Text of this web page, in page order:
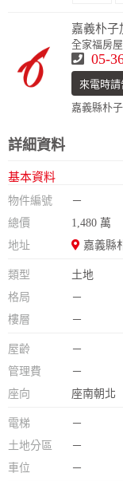
嘉義朴子
全家福房
05-
來電時
嘉義縣朴
詳細資料
基本資料
物件編號
－
總價
1,480 萬
地址
嘉義縣
類型
土地
格局
－
樓層
－
屋齡
－
管理費
－
座向
座南朝北
電梯
－
土地分區
－
車位
－